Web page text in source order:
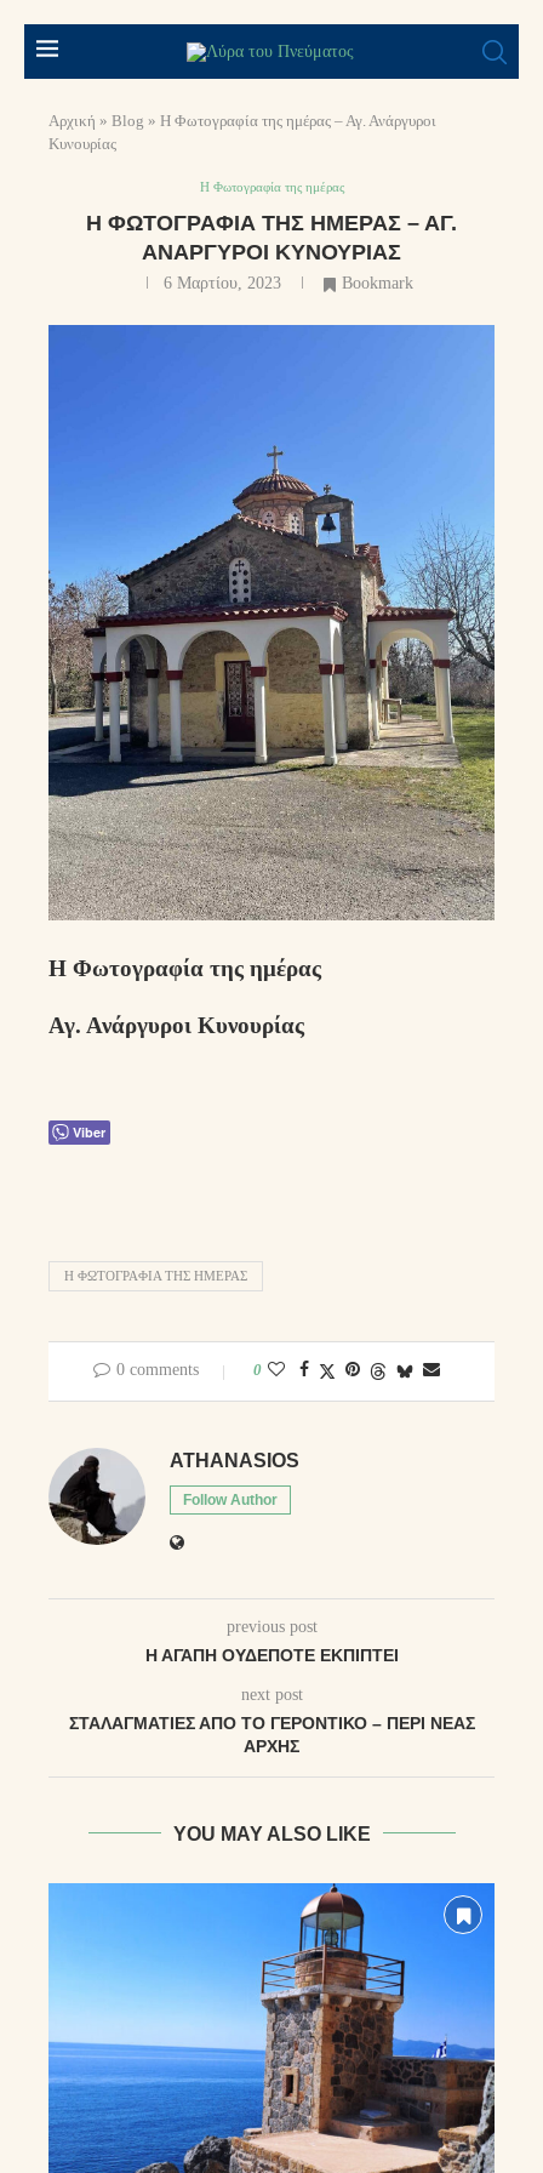
Αρχική » Blog » Η Φωτογραφία της ημέρας – Αγ. Ανάργυροι
Κυνουρίας
Η Φωτογραφία της ημέρας
Η ΦΩΤΟΓΡΑΦΊΑ ΤΗΣ ΗΜΈΡΑΣ – ΑΓ.
ΑΝΆΡΓΥΡΟΙ ΚΥΝΟΥΡΊΑΣ
6 Μαρτίου, 2023 Bookmark
Η Φωτογραφία της ημέρας
Αγ. Ανάργυροι Κυνουρίας
Viber
Η ΦΩΤΟΓΡΑΦΊΑ ΤΗΣ ΗΜΈΡΑΣ
0 comments 0
ATHANASIOS
Follow Author
previous post
Η ΑΓΆΠΗ ΟΥΔΈΠΟΤΕ ΕΚΠΊΠΤΕΙ
next post
ΣΤΑΛΑΓΜΑΤΙΈΣ ΑΠΌ ΤΟ ΓΕΡΟΝΤΙΚΌ – ΠΕΡΊ ΝΈΑΣ
ΑΡΧΉΣ
YOU MAY ALSO LIKE